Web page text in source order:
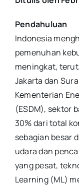
Pendahuluan
Indonesia
pemenuhan
meningkat,
Jakarta dan
Kementerian
(ESDM), sektor
30% dari total
sebagian besar
udara dan
yang pesat,
Learning (ML)